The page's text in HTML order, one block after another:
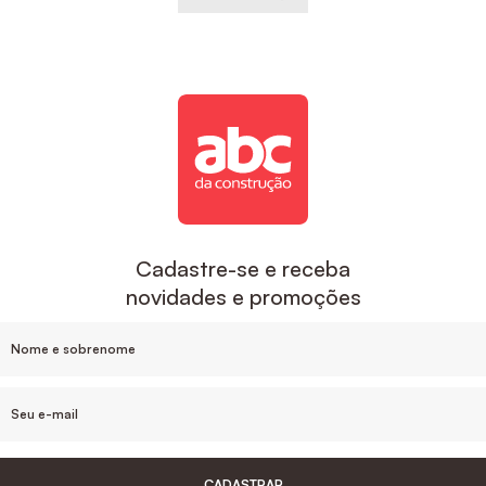
Cadastre-se e receba
novidades e promoções